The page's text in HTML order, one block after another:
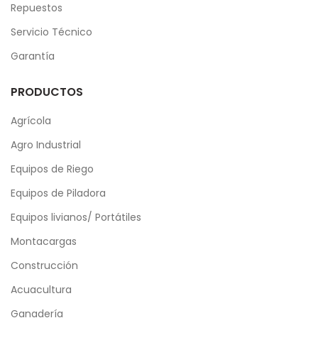
Repuestos
Servicio Técnico
Garantía
PRODUCTOS
Agrícola
Agro Industrial
Equipos de Riego
Equipos de Piladora
Equipos livianos/ Portátiles
Montacargas
Construcción
Acuacultura
Ganadería